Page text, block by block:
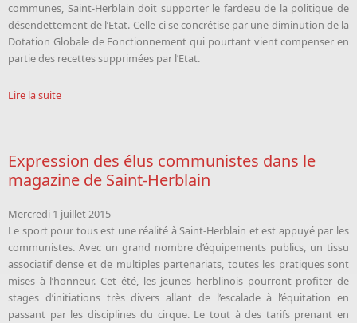
communes, Saint-Herblain doit supporter le fardeau de la politique de
désendettement de l’Etat. Celle-ci se concrétise par une diminution de la
Dotation Globale de Fonctionnement qui pourtant vient compenser en
partie des recettes supprimées par l’Etat.
Lire la suite
Expression des élus communistes dans le
magazine de Saint-Herblain
Mercredi 1 juillet 2015
Le sport pour tous est une réalité à Saint-Herblain et est appuyé par les
communistes. Avec un grand nombre d’équipements publics, un tissu
associatif dense et de multiples partenariats, toutes les pratiques sont
mises à l’honneur. Cet été, les jeunes herblinois pourront profiter de
stages d’initiations très divers allant de l’escalade à l’équitation en
passant par les disciplines du cirque. Le tout à des tarifs prenant en